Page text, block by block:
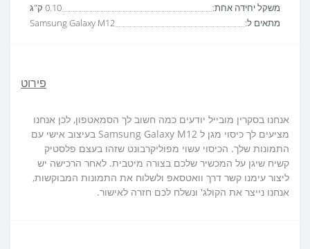
משקל יחידה אחת:
0.10 ק"ג
מתאים ל:
Samsung Galaxy M12
פירוט
אנחנו בסקרין מובייל יודעים כמה חשוב לך הסמאטפון, לכן אנחנו
מציעים לך כיסוי מגן ל Samsung Galaxy M12 בעיצוב אישי עם
התמונות שלך. הכיסוי עשוי מפוליקרבונט שזהו בעצם פלסטיק
קשיח שיגן על המכשיר שלכם בצורה מיטבית. לאחר הרכישה יש
ליצור עימנו קשר דרך וואטסאפ ולשלוח את התמונות המבוקשות,
אנחנו נייצר את הקולג' ונשלח לכם חזרה לאישור.